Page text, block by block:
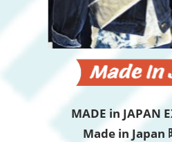
MADE in JAPAN
Made in Japan